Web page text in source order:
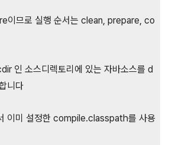
이므로 실행 순서는 clean, prepare, co
인 소스디렉토리에 있는 자바소스를 d
니다
이미 설정한 compile.classpath를 사용